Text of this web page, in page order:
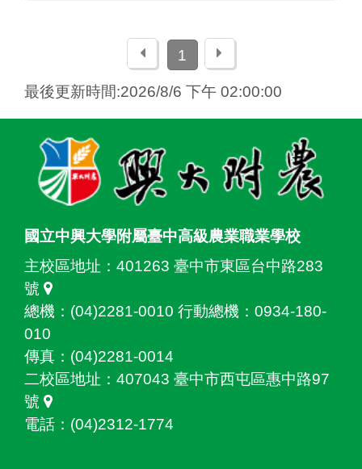
上一頁1 下一頁
最後更新時間:2026/8/6 下午 02:00:00
國立中興大學附屬臺中高級農業職業學校
主校區地址： 401263 臺中市東區台中路283
號
總機：(04)2281-0010 行動總機：0934-180-
010
傳真：(04)2281-0014
二校區地址： 407043 臺中市西屯區惠中路97
號
電話：(04)2312-1774